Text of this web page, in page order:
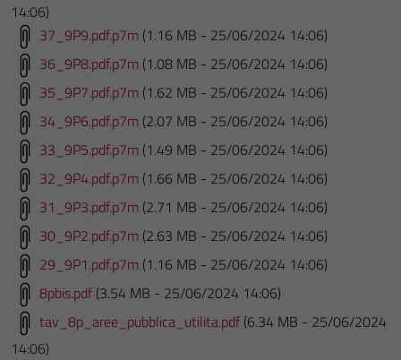
14:06)
37_9P9.pdf.p7m (1.16 MB - 25/06/2024 14:06)
36_9P8.pdf.p7m (1.08 MB - 25/06/2024 14:06)
35_9P7.pdf.p7m (1.62 MB - 25/06/2024 14:06)
34_9P6.pdf.p7m (2.07 MB - 25/06/2024 14:06)
33_9P5.pdf.p7m (1.49 MB - 25/06/2024 14:06)
32_9P4.pdf.p7m (1.66 MB - 25/06/2024 14:06)
31_9P3.pdf.p7m (2.71 MB - 25/06/2024 14:06)
30_9P2.pdf.p7m (2.63 MB - 25/06/2024 14:06)
29_9P1.pdf.p7m (1.16 MB - 25/06/2024 14:06)
8pbis.pdf (3.54 MB - 25/06/2024 14:06)
tav_8p_aree_pubblica_utilita.pdf (6.34 MB - 25/06/2024
14:06)